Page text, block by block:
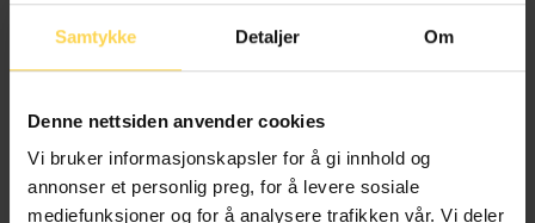
Samtykke Detaljer Om
Denne nettsiden anvender cookies
Vi bruker informasjonskapsler for å gi innhold og
annonser et personlig preg, for å levere sosiale
mediefunksjoner og for å analysere trafikken vår. Vi deler